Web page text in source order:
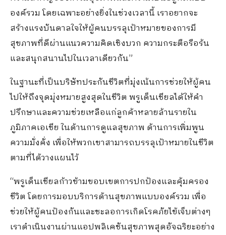
องค์รวม โดยเฉพาะอย่างยิ่งในช่วงเวลานี้ เราอยากจะ
สร้างแรงบันดาลใจให้ผู้คนบรรลุเป้าหมายของการมี
สุขภาพที่ดีผ่านแนวความคิดเชิงบวก ความกระตือรือร้น
และสนุกสนานไปในเวลาเดียวกัน”
ในฐานะที่เป็นบริษัทประกันชีวิตที่มุ่งเน้นการช่วยให้ผู้คน
ไปให้ถึงจุดมุ่งหมายสูงสุดในชีวิต พรูเด็นเชียลได้ให้คำ
ปรึกษาและความช่วยเหลือแก่ลูกค้าหลายล้านรายใน
ภูมิภาคเอเชีย ในด้านการดูแลสุขภาพ ด้านการเพิ่มพูน
ความมั่งคั่ง เพื่อให้พวกเขาสามารถบรรลุเป้าหมายในชีวิต
ตามที่ได้วางแผนไว้
“พรูเด็นเชียลก้าวข้ามขอบเขตการปกป้องและคุ้มครอง
ชีวิต โดยการมอบบริการด้านสุขภาพแบบองค์รวม เพื่อ
ช่วยให้ผู้คนป้องกันและชะลอการเกิดโรคภัยไข้เจ็บต่างๆ
เราดำเนินงานผ่านแอปพลิเคชันสุขภาพสุดอัจฉริยะอย่าง